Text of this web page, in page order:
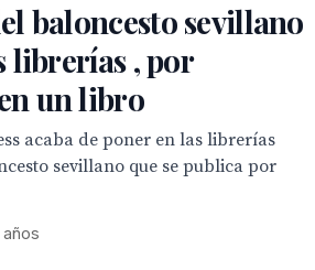
baloncesto sevillano
librerías , por
un libro
acaba de poner en las librerías
sevillano que se publica por